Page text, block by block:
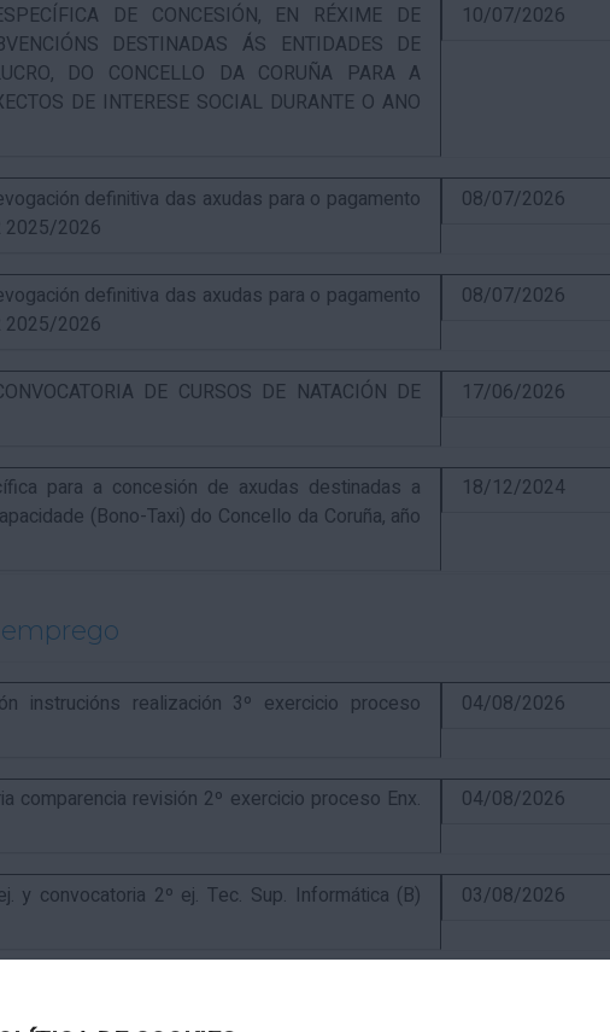
DE CONCESIÓN, EN RÉXIME DE
DESTINADAS ÁS ENTIDADES DE
DO CONCELLO DA CORUÑA PARA A
DE INTERESE SOCIAL DURANTE O ANO
10/07/2026
definitiva das axudas para o pagamento
2025/2026
08/07/2026
definitiva das axudas para o pagamento
2025/2026
08/07/2026
DE CURSOS DE NATACIÓN DE
17/06/2026
para a concesión de axudas destinadas a
(Bono-Taxi) do Concello da Coruña, año
18/12/2024
instrucións realización 3º exercicio proceso
04/08/2026
comparencia revisión 2º exercicio proceso Enx.
04/08/2026
y convocatoria 2º ej. Tec. Sup. Informática (B)
03/08/2026
3º exercicio e finalización proceso Tec. Sup.